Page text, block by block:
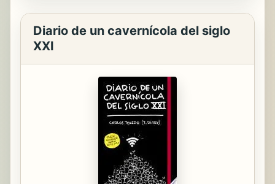
Diario de un cavernícola del siglo
XXI